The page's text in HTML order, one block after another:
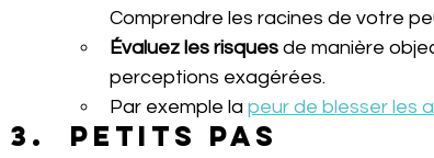
Comprendre les racines de votre
Évaluez les risques de manière
perceptions exagérées.
Par exemple la peur de blesser les
Petits pas